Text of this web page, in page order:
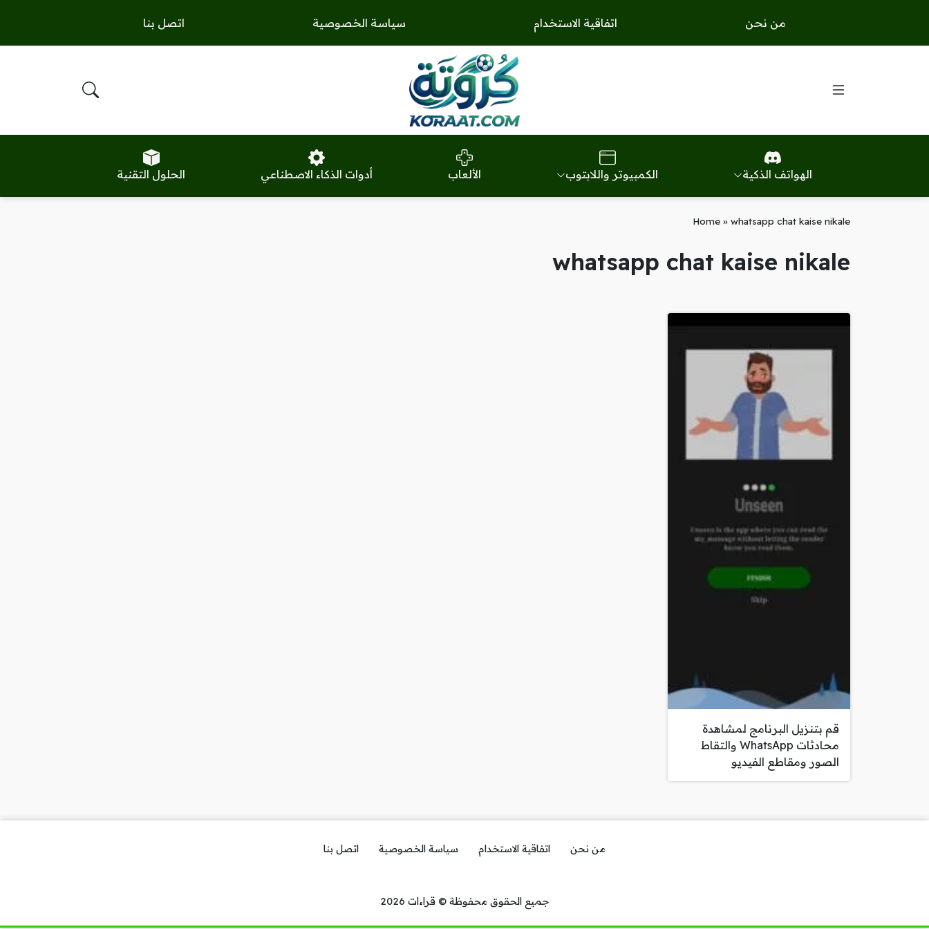
من نحن اتفاقية الاستخدام سياسة الخصوصية اتصل بنا
الهواتف الذكية الكمبيوتر واللابتوب الألعاب أدوات الذكاء الاصطناعي الحلول التقنية
Home» whatsapp chat kaise nikale
whatsapp chat kaise nikale
قم بتنزيل البرنامج لمشاهدة
محادثات WhatsApp والتقاط
الصور ومقاطع الفيديو
من نحن اتفاقية الاستخدام سياسة الخصوصية اتصل بنا
جميع الحقوق محفوظة © قراءات 2026